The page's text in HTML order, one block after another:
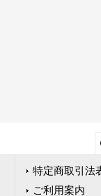
特定商取引法
ご利用案内